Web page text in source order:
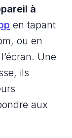
à
en tapant
ou en
Une
ils
aux